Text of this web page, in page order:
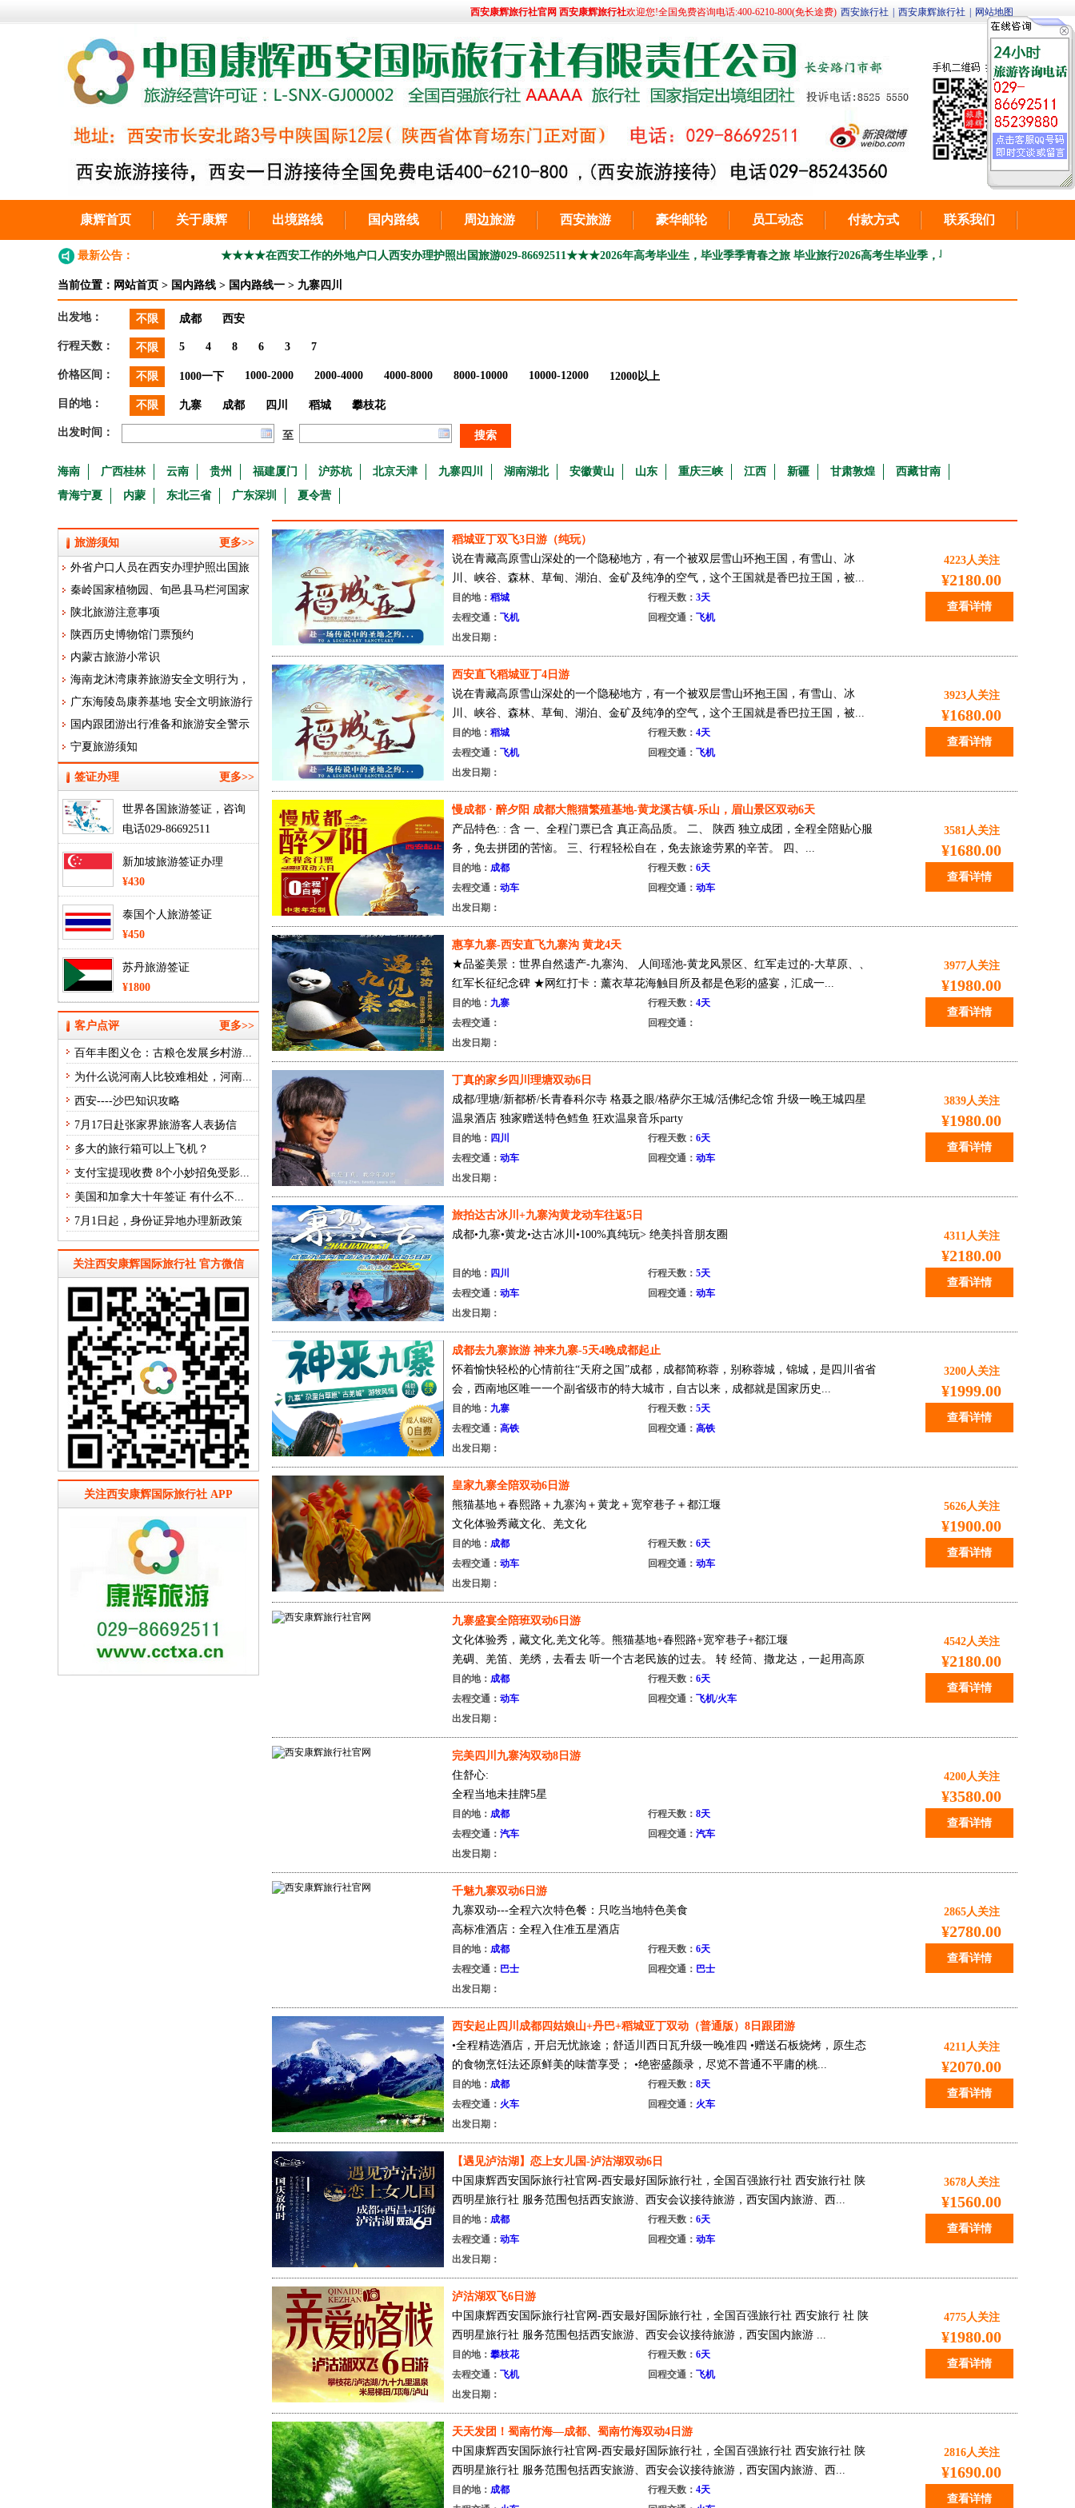
西安康辉旅行社官网 西安康辉旅行社欢迎您!全国免费咨询电话:400-6210-800(免长途费) 西安旅行社 西安康辉旅行社 网站地图
康辉首页 关于康辉 出境路线 国内路线 周边旅游 西安旅游 豪华邮轮 员工动态 付款方式 联系我们
最新公告： ★★★★在西安工作的外地户口人西安办理护照出国旅游029-86692511★★★2026年高考毕业生，毕业季季青春之旅 毕业旅行2026高考生毕业季，毕业旅行青春之旅。
当前位置： 网站首页 > 国内路线 > 国内路线一 > 九寨四川
出发地： 不限 成都 西安
行程天数： 不限 5 4 8 6 3 7
价格区间： 不限 1000一下 1000-2000 2000-4000 4000-8000 8000-10000 10000-12000 12000以上
目的地： 不限 九寨 成都 四川 稻城 攀枝花
出发时间： 至 搜索
海南 广西桂林 云南 贵州 福建厦门 沪苏杭 北京天津 九寨四川 湖南湖北 安徽黄山 山东 重庆三峡 江西 新疆 甘肃敦煌
西藏甘南
青海宁夏
内蒙 东北三省 广东深圳 夏令营
旅游须知 更多>>
外省户口人员在西安办理护照出国旅
游029-86692511
秦岭国家植物园、旬邑县马栏河国家
湿地公园入围首批“国家青少年自然教
育绿色营地”！
陕北旅游注意事项
陕西历史博物馆门票预约
内蒙古旅游小常识
海南龙沐湾康养旅游安全文明行为，
食宿安全注意事项
广东海陵岛康养基地 安全文明旅游行
为告知书
国内跟团游出行准备和旅游安全警示
宁夏旅游须知
签证办理 更多>>
世界各国旅游签证，咨询
电话029-86692511
新加坡旅游签证办理
¥430
泰国个人旅游签证
¥450
苏丹旅游签证
¥1800
客户点评 更多>>
百年丰图义仓：古粮仓发展乡村游...
为什么说河南人比较难相处，河南...
西安----沙巴知识攻略
7月17日赴张家界旅游客人表扬信
多大的旅行箱可以上飞机？
支付宝提现收费 8个小妙招免受影...
美国和加拿大十年签证 有什么不...
7月1日起，身份证异地办理新政策
关注西安康辉国际旅行社 官方微信
关注西安康辉国际旅行社 APP
稻城亚丁双飞3日游（纯玩）
说在青藏高原雪山深处的一个隐秘地方，有一个被双层雪山环抱王国，有雪山、冰
川、峡谷、森林、草甸、湖泊、金矿及纯净的空气，这个王国就是香巴拉王国，被...
目的地： 稻城 行程天数： 3天
去程交通： 飞机 回程交通： 飞机
出发日期：
4223人关注
¥2180.00
查看详情
西安直飞稻城亚丁4日游
说在青藏高原雪山深处的一个隐秘地方，有一个被双层雪山环抱王国，有雪山、冰
川、峡谷、森林、草甸、湖泊、金矿及纯净的空气，这个王国就是香巴拉王国，被...
目的地： 稻城 行程天数： 4天
去程交通： 飞机 回程交通： 飞机
出发日期：
3923人关注
¥1680.00
查看详情
慢成都 · 醉夕阳 成都大熊猫繁殖基地-黄龙溪古镇-乐山，眉山景区双动6天
产品特色: : 含 一、全程门票已含 真正高品质。 二、 陕西 独立成团，全程全陪贴心服
务，免去拼团的苦恼。 三、行程轻松自在，免去旅途劳累的辛苦。 四、...
目的地： 成都 行程天数： 6天
去程交通： 动车 回程交通： 动车
出发日期：
3581人关注
¥1680.00
查看详情
惠享九寨-西安直飞九寨沟 黄龙4天
★品鉴美景：世界自然遗产-九寨沟、 人间瑶池-黄龙风景区、红军走过的-大草原、、
红军长征纪念碑 ★网红打卡：薰衣草花海触目所及都是色彩的盛宴，汇成一...
目的地： 九寨 行程天数： 4天
去程交通：
回程交通：
出发日期：
3977人关注
¥1980.00
查看详情
丁真的家乡四川理塘双动6日
成都/理塘/新都桥/长青春科尔寺 格聂之眼/格萨尔王城/活佛纪念馆 升级一晚王城四星
温泉酒店 独家赠送特色鳕鱼 狂欢温泉音乐party
目的地： 四川 行程天数： 6天
去程交通： 动车 回程交通： 动车
出发日期：
3839人关注
¥1980.00
查看详情
旅拍达古冰川+九寨沟黄龙动车往返5日
成都•九寨•黄龙•达古冰川•100%真纯玩> 绝美抖音朋友圈
目的地： 四川 行程天数： 5天
去程交通： 动车 回程交通： 动车
出发日期：
4311人关注
¥2180.00
查看详情
成都去九寨旅游 神来九寨-5天4晚成都起止
怀着愉快轻松的心情前往“天府之国”成都，成都简称蓉，别称蓉城，锦城，是四川省省
会，西南地区唯一一个副省级市的特大城市，自古以来，成都就是国家历史...
目的地： 九寨 行程天数： 5天
去程交通： 高铁 回程交通： 高铁
出发日期：
3200人关注
¥1999.00
查看详情
皇家九寨全陪双动6日游
熊猫基地＋春熙路＋九寨沟＋黄龙＋宽窄巷子＋都江堰
文化体验秀藏文化、羌文化
全程准四酒店、独家入住古羌药泉度假酒店
川剧变脸...
目的地： 成都 行程天数： 6天
去程交通： 动车 回程交通： 动车
出发日期：
5626人关注
¥1900.00
查看详情
九寨盛宴全陪班双动6日游
文化体验秀，藏文化,羌文化等。熊猫基地+春熙路+宽窄巷子+都江堰
羌碉、羌笛、羌绣，去看去 听一个古老民族的过去。 转 经筒、撒龙达，一起用高原
...
目的地： 成都 行程天数： 6天
去程交通： 动车 回程交通： 飞机/火车
出发日期：
4542人关注
¥2180.00
查看详情
完美四川九寨沟双动8日游
住舒心:
全程当地未挂牌5星
旅游大巴酒店接送
升级一晚国际星级
动车站商务车
一晚挂牌五星
接送金牌导游
陈...
目的地： 成都 行程天数： 8天
去程交通： 汽车 回程交通： 汽车
出发日期：
4200人关注
¥3580.00
查看详情
千魅九寨双动6日游
九寨双动---全程六次特色餐：只吃当地特色美食
高标准酒店：全程入住准五星酒店
错峰出游，睡醒出发
超值赠送：藏家晚会，藏恙歌舞晚会...
目的地： 成都 行程天数： 6天
去程交通： 巴士 回程交通： 巴士
出发日期：
2865人关注
¥2780.00
查看详情
西安起止四川成都四姑娘山+丹巴+稻城亚丁双动（普通版）8日跟团游
•全程精选酒店，开启无忧旅途；舒适川西日瓦升级一晚准四 •赠送石板烧烤，原生态
的食物烹饪法还原鲜美的味蕾享受； •绝密盛颜录，尽览不普通不平庸的桃...
目的地： 成都 行程天数： 8天
去程交通： 火车 回程交通： 火车
出发日期：
4211人关注
¥2070.00
查看详情
【遇见泸沽湖】恋上女儿国-泸沽湖双动6日
中国康辉西安国际旅行社官网-西安最好国际旅行社，全国百强旅行社 西安旅行社 陕
西明星旅行社 服务范围包括西安旅游、西安会议接待旅游，西安国内旅游、西...
目的地： 成都 行程天数： 6天
去程交通： 动车 回程交通： 动车
出发日期：
3678人关注
¥1560.00
查看详情
泸沽湖双飞6日游
中国康辉西安国际旅行社官网-西安最好国际旅行社，全国百强旅行社 西安旅行 社 陕
西明星旅行社 服务范围包括西安旅游、西安会议接待旅游，西安国内旅游 ...
目的地： 攀枝花 行程天数： 6天
去程交通： 飞机 回程交通： 飞机
出发日期：
4775人关注
¥1980.00
查看详情
天天发团！蜀南竹海—成都、蜀南竹海双动4日游
中国康辉西安国际旅行社官网-西安最好国际旅行社，全国百强旅行社 西安旅行社 陕
西明星旅行社 服务范围包括西安旅游、西安会议接待旅游，西安国内旅游、西...
目的地： 成都 行程天数： 4天
2816人关注
¥1690.00
查看详情